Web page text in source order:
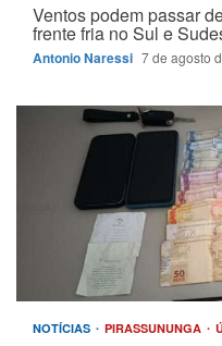
Ventos podem passar
frente fria no Sul e
Antonio Naressi 7 de agosto
NOTÍCIAS PIRASSUNUNGA